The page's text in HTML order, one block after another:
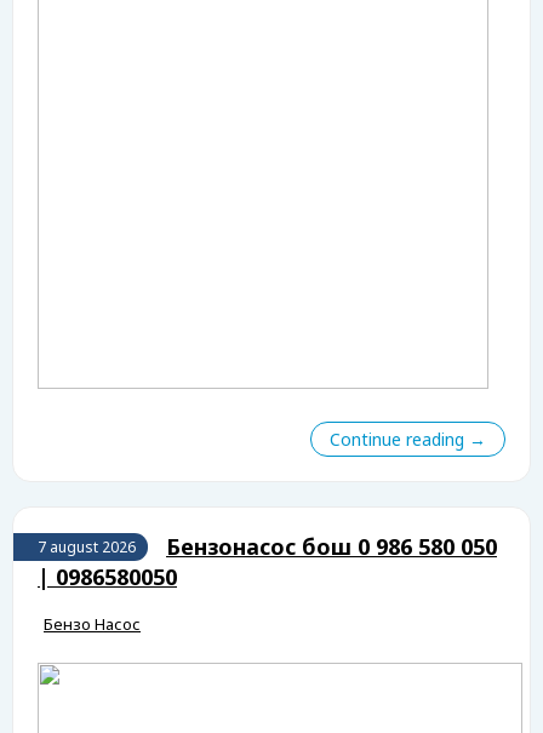
Continue reading →
7 august 2026
Бензонасос бош 0 986 580 050
| 0986580050
Бензо Насос